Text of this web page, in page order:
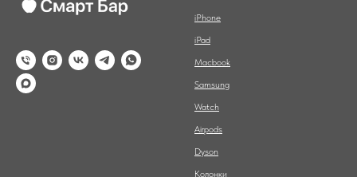
iPhone
iPad
Macbook
Samsung
Watch
Airpods
Dyson
Колонки